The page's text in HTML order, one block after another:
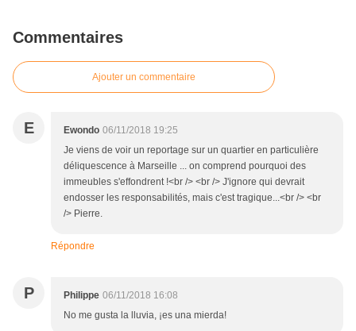
Commentaires
Ajouter un commentaire
E Ewondo 06/11/2018 19:25
Je viens de voir un reportage sur un quartier en particulière
déliquescence à Marseille ... on comprend pourquoi des
immeubles s'effondrent !<br /> <br /> J'ignore qui devrait
endosser les responsabilités, mais c'est tragique...<br /> <br
/> Pierre.
Répondre
P Philippe 06/11/2018 16:08
No me gusta la lluvia, ¡es una mierda!